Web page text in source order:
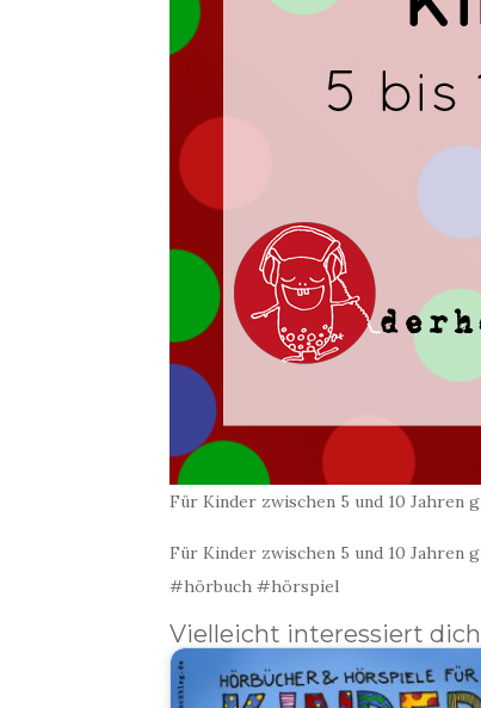
Für Kinder zwischen 5 und 10
Für Kinder zwischen 5 und 10
#hörbuch #hörspiel
Vielleicht interessiert dich